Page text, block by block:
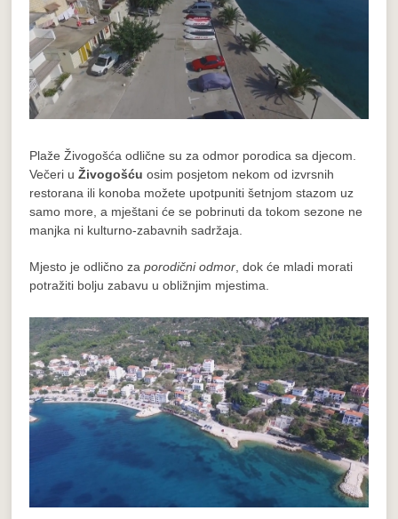
Plaže Živogošća odlične su za odmor porodica sa djecom.
Večeri uŽivogošću osim posjetom nekom od izvrsnih
restorana ili konoba možete upotpuniti šetnjom stazom uz
samo more, a mještani će se pobrinuti da tokom sezone ne
manjka ni kulturno-zabavnih sadržaja.
Mjesto je odlično zaporodični odmor , dok će mladi morati
potražiti bolju zabavu u obližnjim mjestima.